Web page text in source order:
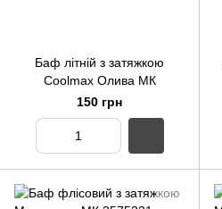
Баф літній з затяжкою
Coolmax Олива МК
150 грн